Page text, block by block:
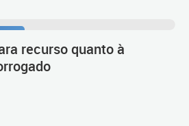
recurso quanto à